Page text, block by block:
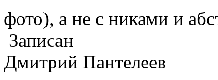
фото), а не с никами и
Записан
Дмитрий Пантелеев